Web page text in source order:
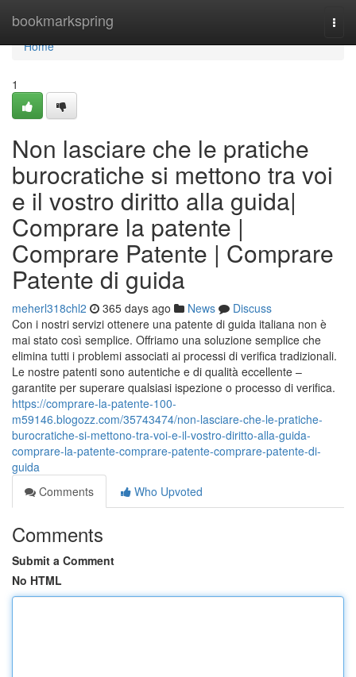
bookmarkspring
Home
Home
1
Non lasciare che le pratiche
burocratiche si mettono tra voi
e il vostro diritto alla guida|
Comprare la patente |
Comprare Patente | Comprare
Patente di guida
meherl318chl2 365 days ago News
Discuss
Con i nostri servizi ottenere una patente di guida italiana non è
mai stato così semplice. Offriamo una soluzione semplice che
elimina tutti i problemi associati ai processi di verifica tradizionali.
Le nostre patenti sono autentiche e di qualità eccellente –
garantite per superare qualsiasi ispezione o processo di verifica.
https://comprare-la-patente-100-
m59146.blogozz.com/35743474/non-lasciare-che-le-pratiche-
burocratiche-si-mettono-tra-voi-e-il-vostro-diritto-alla-guida-
comprare-la-patente-comprare-patente-comprare-patente-di-
guida
Comments
Who Upvoted
Comments
Submit a Comment
No HTML